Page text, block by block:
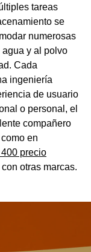
tareas
se
numerosas
y al polvo
Cada
ingeniería
de usuario
o personal, el
compañero
en
precio
otras marcas.